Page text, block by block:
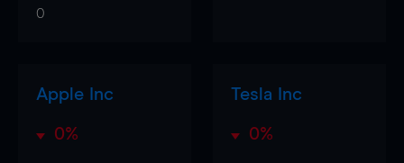
0
Apple Inc
0%
Tesla Inc
0%